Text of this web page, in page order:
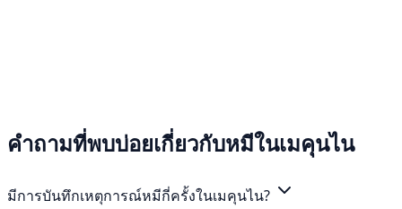
คำถามที่พบบ่อยเกี่ยวกับหมีในเมคุนไน
มีการบันทึกเหตุการณ์หมีกี่ครั้งในเมคุนไน?